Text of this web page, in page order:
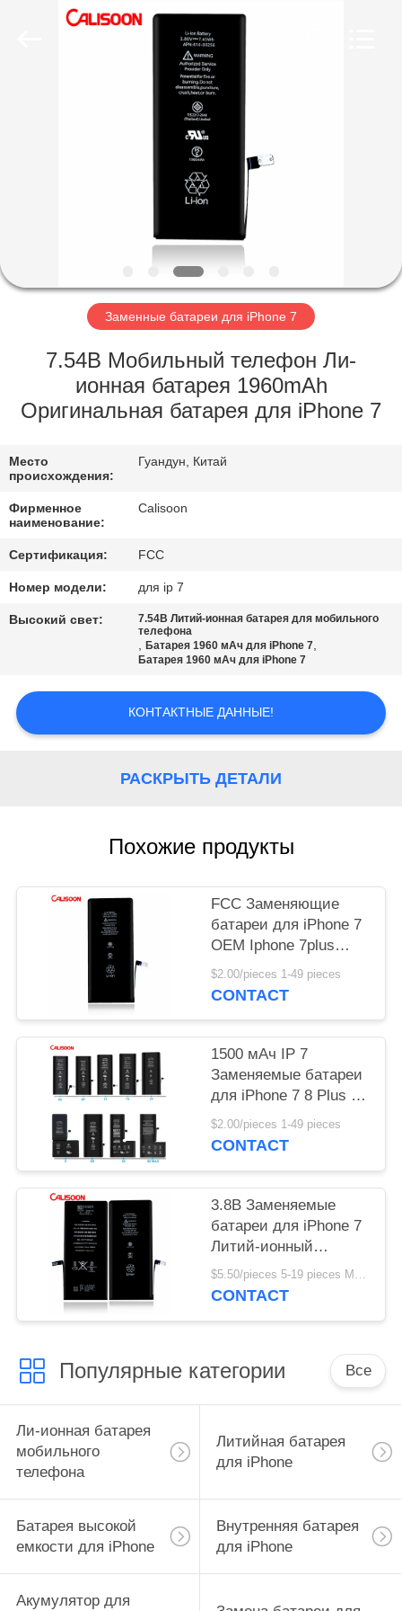
ПРОДУКЦИЯ
О
КОМПАНИИ
НАША
ФАБРИКА
КОНТРОЛЬ
КАЧЕСТВА
ОТПРАВИТЬ
ЗАПРОС
PRIVACY
Заменные батареи для iPhone 7
7.54В Мобильный телефон Ли-
ионная батарея 1960mAh
Оригинальная батарея для iPhone 7
Место
происхождения:
Гуандун, Китай
Фирменное
наименование:
Calisoon
Сертификация: FCC
Номер модели: для ip 7
Высокий свет:
7.54В Литий-ионная батарея для мобильного
телефона
,Батарея 1960 мАч для iPhone 7,
Батарея 1960 мАч для iPhone 7
КОНТАКТНЫЕ ДАННЫЕ!
РАСКРЫТЬ ДЕТАЛИ
Похожие продукты
FCC Заменяющие
батареи для iPhone 7
OEM Iphone 7plus
оригинальная батарея
$2.00/pieces 1-49 pieces
CONTACT
1500 мАч IP 7
Заменяемые батареи
для iPhone 7 8 Plus X
Xs Xr 11 12 13 Pro
Max
$2.00/pieces 1-49 pieces
CONTACT
3.8В Заменяемые
батареи для iPhone 7
Литий-ионный
аккумулятор OEM
$5.50/pieces 5-19 pieces MOQ:5 частей
CONTACT
Популярные категории Все
Ли-ионная батарея
мобильного
телефона
Литийная батарея
для iPhone
Батарея высокой
емкости для iPhone
Внутренняя батарея
для iPhone
Акумулятор для